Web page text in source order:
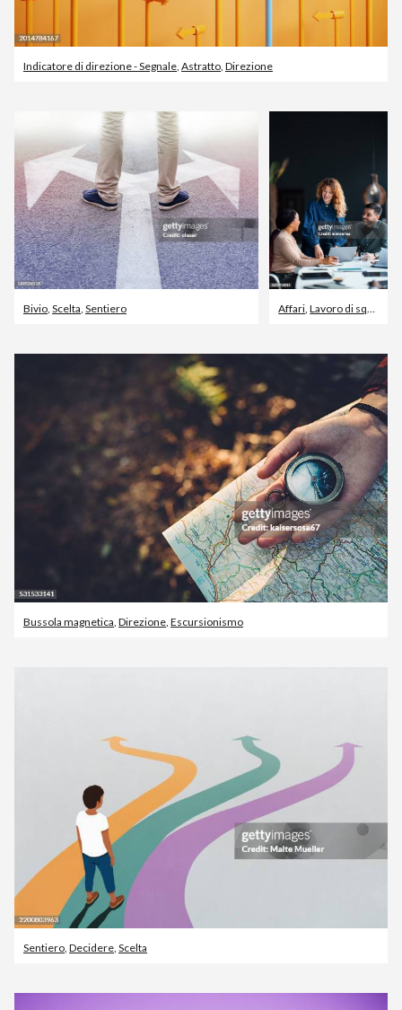
Indicatore di direzione - Segnale, Astratto, Direzione
Bivio Scelta Sentiero Affari ,Lavoro di squadra
Bussola magnetica, Direzione, Escursionismo
Sentiero, Decidere, Scelta